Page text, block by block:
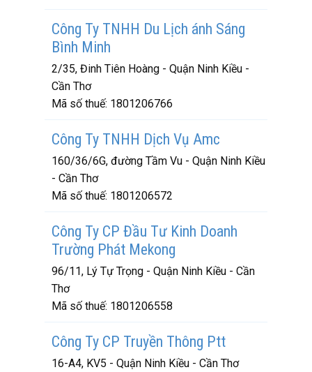
Công Ty TNHH Du Lịch ánh Sáng
Bình Minh
2/35, Đinh Tiên Hoàng - Quận Ninh Kiều -
Cần Thơ
Mã số thuế: 1801206766
Công Ty TNHH Dịch Vụ Amc
160/36/6G, đường Tầm Vu - Quận Ninh Kiều
- Cần Thơ
Mã số thuế: 1801206572
Công Ty CP Đầu Tư Kinh Doanh
Trường Phát Mekong
96/11, Lý Tự Trọng - Quận Ninh Kiều - Cần
Thơ
Mã số thuế: 1801206558
Công Ty CP Truyền Thông Ptt
16-A4, KV5 - Quận Ninh Kiều - Cần Thơ